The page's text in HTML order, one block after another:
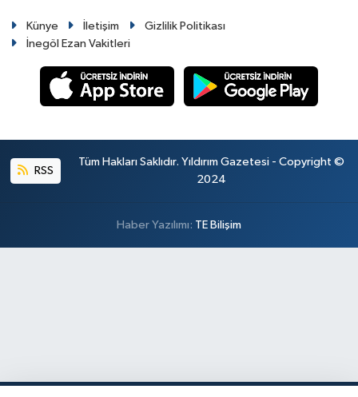
Künye İletişim
Gizlilik Politikası
İnegöl Ezan Vakitleri
RSS
Tüm Hakları Saklıdır. Yıldırım Gazetesi - Copyright ©
2024
Haber Yazılımı: TE Bilişim